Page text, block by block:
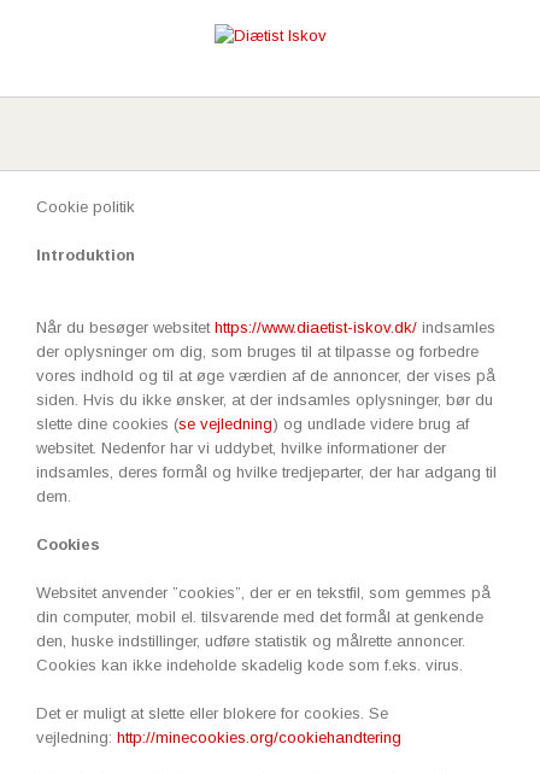
Cookie politik
Introduktion
Når du besøger websitet https://www.diaetist-iskov.dk/ indsamles
der oplysninger om dig, som bruges til at tilpasse og forbedre
vores indhold og til at øge værdien af de annoncer, der vises på
siden. Hvis du ikke ønsker, at der indsamles oplysninger, bør du
slette dine cookies (se vejledning) og undlade videre brug af
websitet. Nedenfor har vi uddybet, hvilke informationer der
indsamles, deres formål og hvilke tredjeparter, der har adgang til
dem.
Cookies
Websitet anvender ”cookies”, der er en tekstfil, som gemmes på
din computer, mobil el. tilsvarende med det formål at genkende
den, huske indstillinger, udføre statistik og målrette annoncer.
Cookies kan ikke indeholde skadelig kode som f.eks. virus.
Det er muligt at slette eller blokere for cookies. Se
vejledning: http://minecookies.org/cookiehandtering